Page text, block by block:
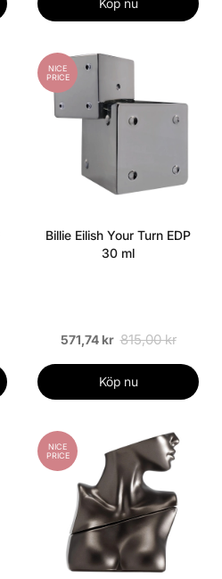
Köp nu
NICE
PRICE
Billie Eilish Your Turn EDP
30 ml
571,74 kr 815,00 kr
Köp nu
NICE
PRICE